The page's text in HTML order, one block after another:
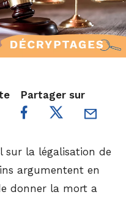
Partager sur
sur la légalisation de
argumentent en
donner la mort a